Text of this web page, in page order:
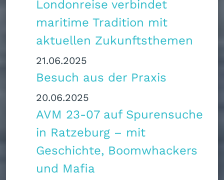
20.06.2025
AVM 23-07 auf Spurensuche
in Ratzeburg – mit
Geschichte, Boomwhackers
und Mafia
21.06.2025
Besuch aus der Praxis
Londonreise verbindet
maritime Tradition mit
aktuellen Zukunftsthemen